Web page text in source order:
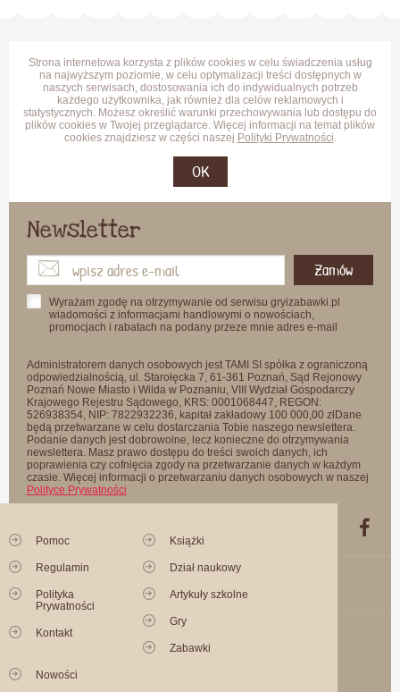
Strona internetowa korzysta z plików cookies w celu świadczenia usług
na najwyższym poziomie, w celu optymalizacji treści dostępnych w
naszych serwisach, dostosowania ich do indywidualnych potrzeb
każdego użytkownika, jak również dla celów reklamowych i
statystycznych. Możesz określić warunki przechowywania lub dostępu do
plików cookies w Twojej przeglądarce. Więcej informacji na temat plików
cookies znajdziesz w części naszej Polityki Prywatności.
OK
Newsletter
Zamów
Wyrażam zgodę na otrzymywanie od serwisu gryizabawki.pl
wiadomości z informacjami handlowymi o nowościach,
promocjach i rabatach na podany przeze mnie adres e-mail
Administratorem danych osobowych jest TAMI SI spółka z ograniczoną
odpowiedzialnością, ul. Starołęcka 7, 61-361 Poznań, Sąd Rejonowy
Poznań Nowe Miasto i Wilda w Poznaniu, VIII Wydział Gospodarczy
Krajowego Rejestru Sądowego, KRS: 0001068447, REGON:
526938354, NIP: 7822932236, kapitał zakładowy 100 000,00 złDane
będą przetwarzane w celu dostarczania Tobie naszego newslettera.
Podanie danych jest dobrowolne, lecz konieczne do otrzymywania
newslettera. Masz prawo dostępu do treści swoich danych, ich
poprawienia czy cofnięcia zgody na przetwarzanie danych w każdym
czasie. Więcej informacji o przetwarzaniu danych osobowych w naszej
Polityce Prywatności
Pomoc
Regulamin
Polityka
Prywatności
Kontakt
Książki
Dział naukowy
Artykuły szkolne
Gry
Zabawki
Nowości